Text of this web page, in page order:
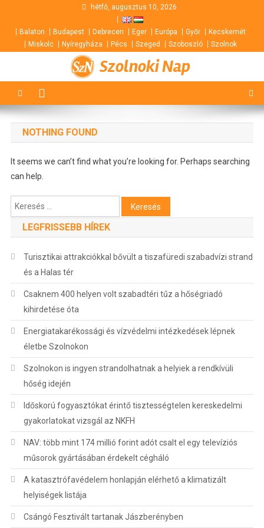
content
hétfő, augusztus 10, 2026
Balaton Budapest Debrecen Eger Európa Győr
Kecskemét
Miskolc
Nyíregyháza Pécs Szeged Szoboszló Szolnok
Szolnoki Nap
NOTHING FOUND
It seems we can’t find what you’re looking for. Perhaps searching
can help.
Keresés:
LEGFRISSEBB HÍREK
Turisztikai attrakciókkal bővült a tiszafüredi szabadvízi strand
és a Halas tér
Csaknem 400 helyen volt szabadtéri tűz a hőségriadó
kihirdetése óta
Energiatakarékossági és vízvédelmi intézkedések lépnek
életbe Szolnokon
Szolnokon is ingyen strandolhatnak a helyiek a rendkívüli
hőség idején
Időskorú fogyasztókat érintő tisztességtelen kereskedelmi
gyakorlatokat vizsgál az NKFH
NAV: több mint 174 millió forint adót csalt el egy televíziós
műsorok gyártásában érdekelt cégháló
A katasztrófavédelem honlapján elérhető a klimatizált
helyiségek listája
Csángó Fesztivált tartanak Jászberényben